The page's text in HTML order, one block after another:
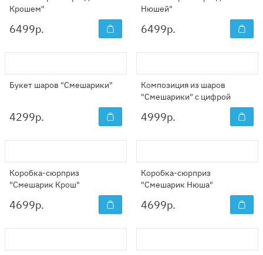
Крошем"
6499р.
Нюшей"
6499р.
Букет шаров "Смешарики"
4299р.
Композиция из шаров
"Смешарики" с цифрой
4999р.
Коробка-сюрприз
"Смешарик Крош"
4699р.
Коробка-сюрприз
"Смешарик Нюша"
4699р.